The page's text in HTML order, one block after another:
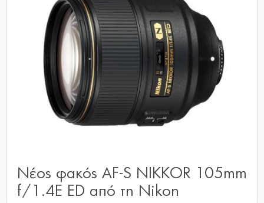
Νέος φακός AF-S NIKKOR 105mm
f/1.4E ED από τη Nikon